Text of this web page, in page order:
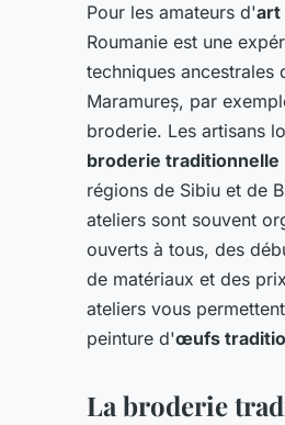
Pour les amateurs d'art
Roumanie est une
techniques ancestrales
Maramureș, par
broderie. Les artisans
broderie traditionnelle
régions de Sibiu et de
ateliers sont souvent
ouverts à tous, des
de matériaux et des
ateliers vous
peinture d'œufs
La broderie